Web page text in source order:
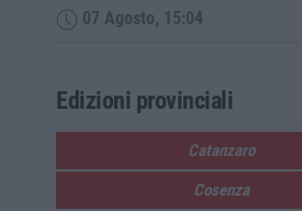
07 Agosto, 15:04
Edizioni provinciali
Catanzaro
Cosenza